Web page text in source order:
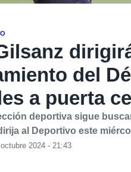
del
a puerta
deportiva sigue
al Deportivo este
2024 - 21:43